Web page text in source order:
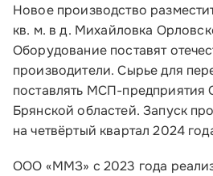
стр.1
Обратиться в Корпорацию
Новое производство
кв. м. в д. Михайловка
Оборудование поставят
производители. Сырье для
поставлять МСП-предприятия
Брянской областей. Запуск
на четвёртый квартал 2024
ООО «ММЗ» с 2023 года